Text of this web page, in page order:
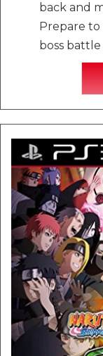
back and
Prepare
boss battle